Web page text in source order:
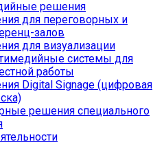
решения
для переговорных и
залов
для визуализации
системы для
работы
Digital Signage (цифровая
решения специального